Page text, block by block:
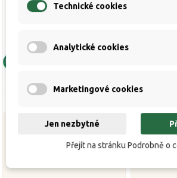
Síto Mivardi - 17 l 5,4 mm Síto
Technické cookies
Analytické cookies
Marketingové cookies
Jen nezbytné
Přejít na stránku Podrobně o